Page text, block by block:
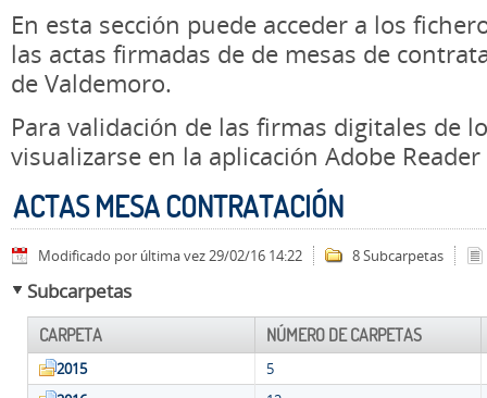
En esta sección puede acceder a los
las actas firmadas de de mesas de
de Valdemoro.
Para validación de las firmas digitales de
visualizarse en la aplicación Adobe Reader
ACTAS MESA CONTRATACIÓN
Modificado por última vez 29/02/16 14:22 8 Subcarpetas
Subcarpetas
CARPETA NÚMERO DE CARPETAS
2015
5